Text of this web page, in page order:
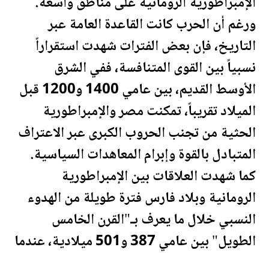
ورغم أن الحرب كانت القاعدة العامة عبر
التاريخ، فإن بعض الفترات شهدت استقراراً
نسبياً بين القوى المتنافسة، ففي الشرق
الأوسط القديم، بين عامي 1400 و1200 قبل
الميلاد تقريباً، تمكنتمصروالإمبراطورية
الحثية من تجنب الحروب الكبرى عبر الاعتراف
المتبادل بالقوة وإبرام المعاهدات السياسية.
كما شهدت العلاقات بين الإمبراطورية
الرومانية وبلاد فارس فترة طويلة من الهدوء
النسبي خلال ما يعرف بـ"القرن الخامس
الطويل" بين عامي 387 و501 ميلادية، عندما